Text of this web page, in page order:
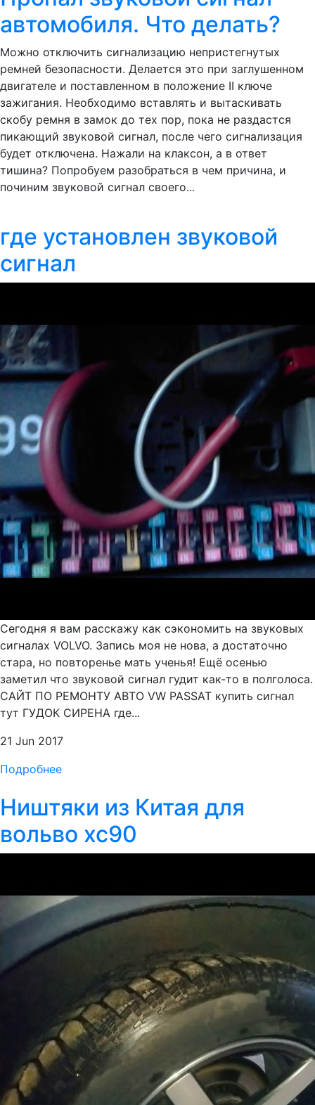
автомобиля. Что делать?
Можно отключить сигнализацию непристегнутых
ремней безопасности. Делается это при заглушенном
двигателе и поставленном в положение II ключе
зажигания. Необходимо вставлять и вытаскивать
скобу ремня в замок до тех пор, пока не раздастся
пикающий звуковой сигнал, после чего сигнализация
будет отключена. Нажали на клаксон, а в ответ
тишина? Попробуем разобраться в чем причина, и
починим звуковой сигнал своего...
где установлен звуковой
сигнал
Сегодня я вам расскажу как сэкономить на звуковых
сигналах VOLVO. Запись моя не нова, а достаточно
стара, но повторенье мать ученья! Ещё осенью
заметил что звуковой сигнал гудит как-то в полголоса.
САЙТ ПО РЕМОНТУ АВТО VW PASSAT купить сигнал
тут ГУДОК СИРЕНА где...
21 Jun 2017
Подробнее
Ништяки из Китая для
вольво xc90